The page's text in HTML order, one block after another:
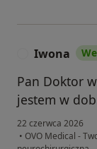
Iwona
Pan Doktor
jestem w
22 czerwca 2026
• OVO Medical -